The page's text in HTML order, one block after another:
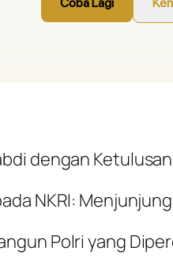
dengan
NKRI:
Polri yang